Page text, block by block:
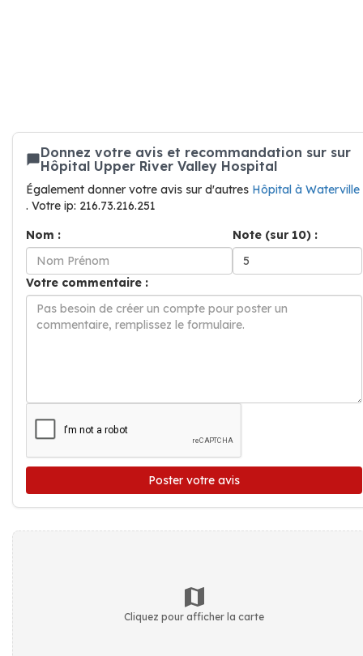
Donnez votre avis et recommandation sur sur
Hôpital Upper River Valley Hospital
Également donner votre avis sur d'autres Hôpital à Waterville
. Votre ip: 216.73.216.251
Nom :
Note (sur 10) :
Votre commentaire :
Poster votre avis
Cliquez pour afficher la carte